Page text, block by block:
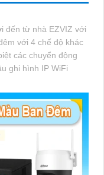
đến từ nhà EZVIZ với
với 4 chế độ khác
các chuyển động
ghi hình IP WiFi